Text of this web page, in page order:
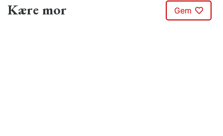
Kære mor Gem